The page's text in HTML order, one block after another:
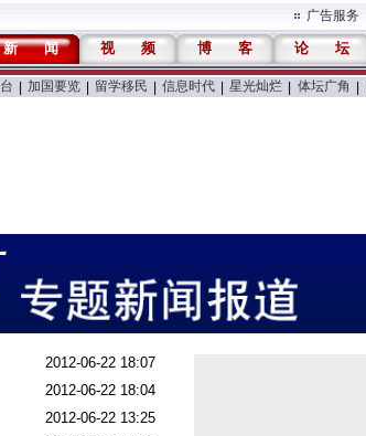
广告服务
新 闻 视 频 博 客 论 坛
加国要览 留学移民 信息时代 星光灿烂 体坛广角
2012-06-22 18:07
2012-06-22 18:04
2012-06-22 13:25